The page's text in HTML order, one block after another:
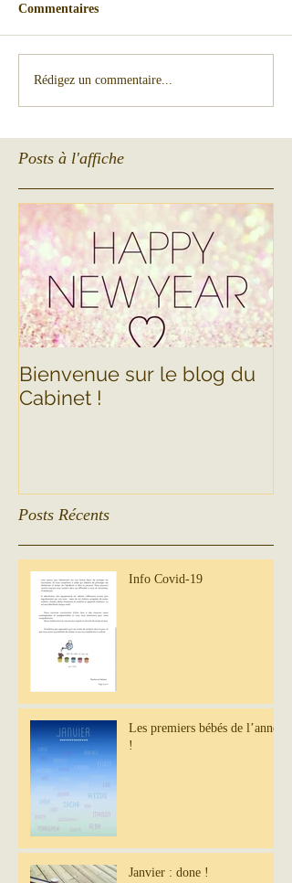
Commentaires
Rédigez un commentaire...
Posts à l'affiche
Bienvenue sur le blog du
Cabinet !
Posts Récents
Info Covid-19
Les premiers bébés de l’année
!
Janvier : done !